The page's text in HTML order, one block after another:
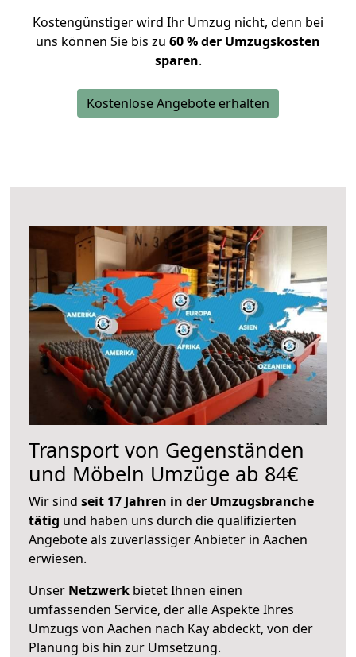
Kostengünstiger wird Ihr Umzug nicht, denn bei
uns können Sie bis zu 60 % der Umzugskosten
sparen.
Kostenlose Angebote erhalten
Transport von Gegenständen
und Möbeln Umzüge ab 84€
Wir sind seit 17 Jahren in der Umzugsbranche
tätig und haben uns durch die qualifizierten
Angebote als zuverlässiger Anbieter in Aachen
erwiesen.
Unser Netzwerk bietet Ihnen einen
umfassenden Service, der alle Aspekte Ihres
Umzugs von Aachen nach Kay abdeckt, von der
Planung bis hin zur Umsetzung.